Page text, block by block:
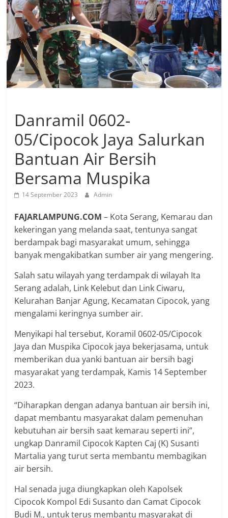
Danramil 0602-
05/Cipocok Jaya Salurkan
Bantuan Air Bersih
Bersama Muspika
14 September 2023 Admin
FAJARLAMPUNG.COM– Kota Serang, Kemarau dan
kekeringan yang melanda saat, tentunya sangat
berdampak bagi masyarakat umum, sehingga
banyak mengakibatkan sumber air yang mengering.
Salah satu wilayah yang terdampak di wilayah Ita
Serang adalah, Link Kelebut dan Link Ciwaru,
Kelurahan Banjar Agung, Kecamatan Cipocok, yang
mengalami keringnya sumber air.
Menyikapi hal tersebut, Koramil 0602-05/Cipocok
Jaya dan Muspika Cipocok jaya bekerjasama, untuk
memberikan dua yanki bantuan air bersih bagi
masyarakat yang terdampak, Kamis 14 September
2023.
“Diharapkan dengan adanya bantuan air bersih ini,
dapat membantu masyarakat dalam pemenuhan
kebutuhan air bersih saat kemarau seperti ini”,
ungkap Danramil Cipocok Kapten Caj (K) Susanti
Martalia yang turut serta membantu membagikan
air bersih.
Hal senada juga diungkapkan oleh Kapolsek
Cipocok Kompol Edi Susanto dan Camat Cipocok
Budi M., untuk terus membantu masyarakat di